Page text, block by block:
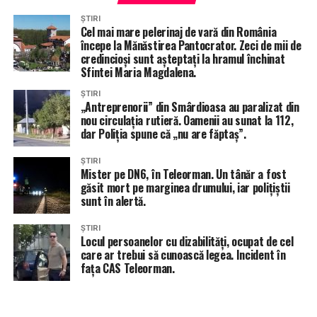
local/dezbateri-publice/
ÎNTÂMPLĂRI RECERENTE
PROMARIA ALEXANDRIA
REGULAMENT CONVIEŢUIRE SOCIALA ALEXANDRIA
REGULI CIRCULATIE ALEXANDRIA
STIRI ALEXANDRIA
STIRI TELEORMAN
URMĂTORUL ARTICOL
Nu-l dezgheța pe Ponta, că ajungi să te inunde! Scandal
de proporții în România!
NU RATA
Acțiunea „SPEED” în Teleorman! Polițiștii rutieri sunt
peste tot, cu toate radarele din dotare!
ȘTIRI
Cel mai mare pelerinaj de vară din România
începe la Mănăstirea Pantocrator. Zeci de mii de
credincioși sunt așteptați la hramul închinat
Sfintei Maria Magdalena.
ȘTIRI
„Antreprenorii” din Smârdioasa au paralizat din
nou circulația rutieră. Oamenii au sunat la 112,
dar Poliția spune că „nu are făptaș”.
ȘTIRI
Mister pe DN6, în Teleorman. Un tânăr a fost
găsit mort pe marginea drumului, iar polițiștii
sunt în alertă.
ȘTIRI
Locul persoanelor cu dizabilități, ocupat de cel
care ar trebui să cunoască legea. Incident în
fața CAS Teleorman.